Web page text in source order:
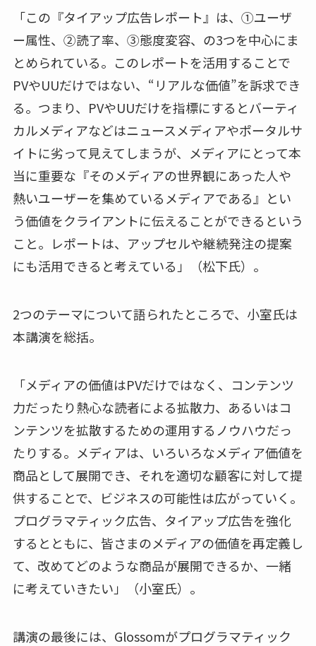
「この『タイアップ広告レポート』は、①ユーザ
ー属性、②読了率、③態度変容、の3つを中心にま
とめられている。このレポートを活用することで
PVやUUだけではない、“リアルな価値”を訴求でき
る。つまり、PVやUUだけを指標にするとバーティ
カルメディアなどはニュースメディアやポータルサ
イトに劣って見えてしまうが、メディアにとって本
当に重要な『そのメディアの世界観にあった人や
熱いユーザーを集めているメディアである』とい
う価値をクライアントに伝えることができるという
こと。レポートは、アップセルや継続発注の提案
にも活用できると考えている」（松下氏）。
2つのテーマについて語られたところで、小室氏は
本講演を総括。
「メディアの価値はPVだけではなく、コンテンツ
力だったり熱心な読者による拡散力、あるいはコ
ンテンツを拡散するための運用するノウハウだっ
たりする。メディアは、いろいろなメディア価値を
商品として展開でき、それを適切な顧客に対して提
供することで、ビジネスの可能性は広がっていく。
プログラマティック広告、タイアップ広告を強化
するとともに、皆さまのメディアの価値を再定義し
て、改めてどのような商品が展開できるか、一緒
に考えていきたい」（小室氏）。
講演の最後には、Glossomがプログラマティック